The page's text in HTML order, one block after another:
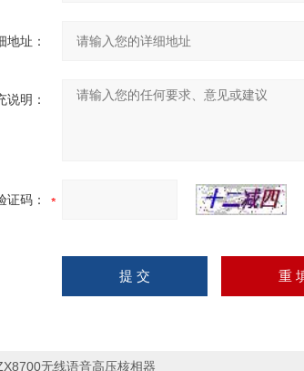
地址：
说明：
证码：
无线语音高压核相器